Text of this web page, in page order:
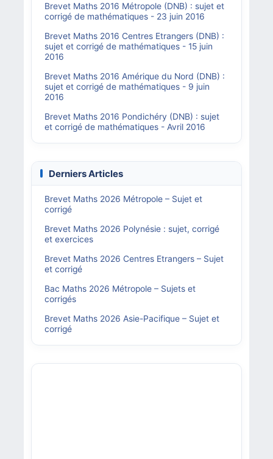
Brevet Maths 2016 Métropole (DNB) : sujet et
corrigé de mathématiques - 23 juin 2016
Brevet Maths 2016 Centres Etrangers (DNB) :
sujet et corrigé de mathématiques - 15 juin
2016
Brevet Maths 2016 Amérique du Nord (DNB) :
sujet et corrigé de mathématiques - 9 juin
2016
Brevet Maths 2016 Pondichéry (DNB) : sujet
et corrigé de mathématiques - Avril 2016
Derniers Articles
Brevet Maths 2026 Métropole – Sujet et
corrigé
Brevet Maths 2026 Polynésie : sujet, corrigé
et exercices
Brevet Maths 2026 Centres Etrangers – Sujet
et corrigé
Bac Maths 2026 Métropole – Sujets et
corrigés
Brevet Maths 2026 Asie-Pacifique – Sujet et
corrigé